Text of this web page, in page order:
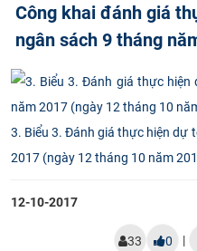
CƠ CẤU TỔ CHỨC
TUYỂN SINH
ĐÀO TẠO
ĐẢM BẢO CHẤT
KHOA HỌC CÔNG NGHỆ
Công khai đánh giá
ngân sách 9 tháng
3. Biểu 3. Đánh giá thực hiện dự
2017 (ngày 12 tháng 10 năm
12-10-2017
33 0 |